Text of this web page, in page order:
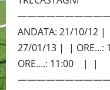
ANDATA: 21/
27/01/13 | | ORE…:
ORE….: 11:00 | |